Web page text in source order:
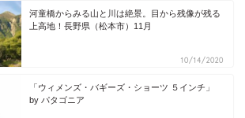
河童橋からみる山と川は絶景。目から残像が残る
上高地！長野県（松本市）11月
10/14/2020
「ウィメンズ・バギーズ・ショーツ ５インチ」
by パタゴニア